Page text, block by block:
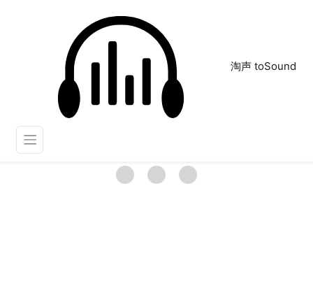
淘声 toSound
快速闪过
正在为您搜索声音资源